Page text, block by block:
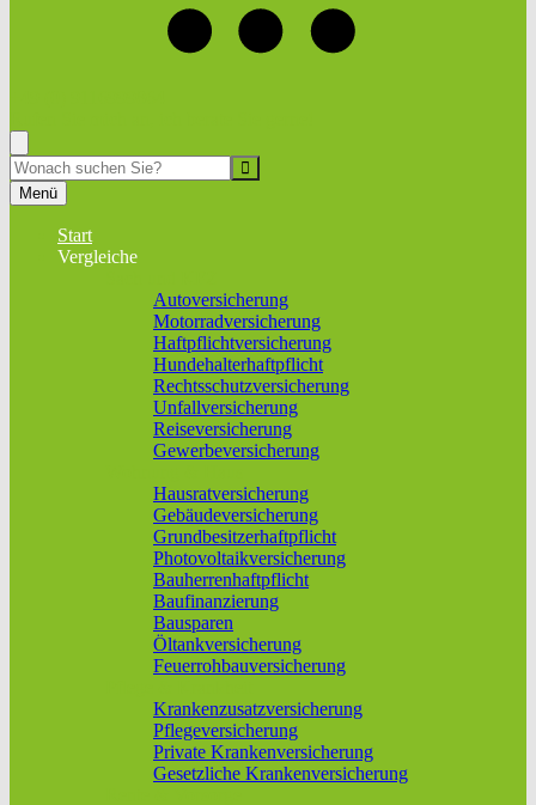
Menü
Start
Vergleiche
Autoversicherung
Motorradversicherung
Haftpflichtversicherung
Hundehalterhaftpflicht
Rechtsschutzversicherung
Unfallversicherung
Reiseversicherung
Gewerbeversicherung
Hausratversicherung
Gebäudeversicherung
Grundbesitzerhaftpflicht
Photovoltaikversicherung
Bauherrenhaftpflicht
Baufinanzierung
Bausparen
Öltankversicherung
Feuerrohbauversicherung
Krankenzusatzversicherung
Pflegeversicherung
Private Krankenversicherung
Gesetzliche Krankenversicherung